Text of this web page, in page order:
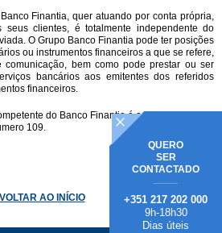
Finantia, quer atuando por conta própria,
clientes, é totalmente independente do
O Grupo Banco Finantia pode ter posições
ou instrumentos financeiros a que se refere,
bem como pode prestar ou ser
bancários aos emitentes dos referidos
financeiros.
do Banco Finantia é a CMVM, estando
109.
VOLTAR AO INÍCIO
QUERO
SER
CONTACTADO
+351 217 202 000
9h-18h30
Dias úteis